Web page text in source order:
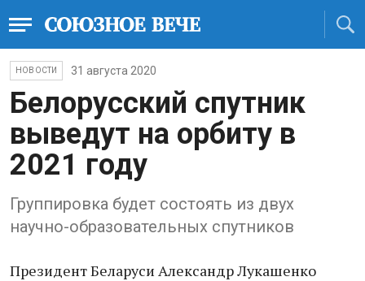
НОВОСТИ 31 августа 2020
Белорусский спутник
выведут на орбиту в
2021 году
Группировка будет состоять из двух
научно-образовательных спутников
Президент Беларуси Александр Лукашенко